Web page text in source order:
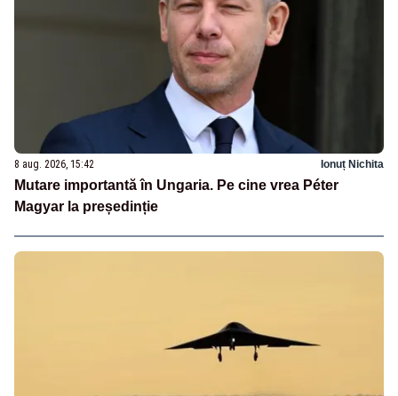
8 aug. 2026, 15:42 Ionuț Nichita
Mutare importantă în Ungaria. Pe cine vrea Péter
Magyar la președinție